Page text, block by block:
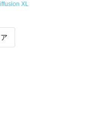
XL